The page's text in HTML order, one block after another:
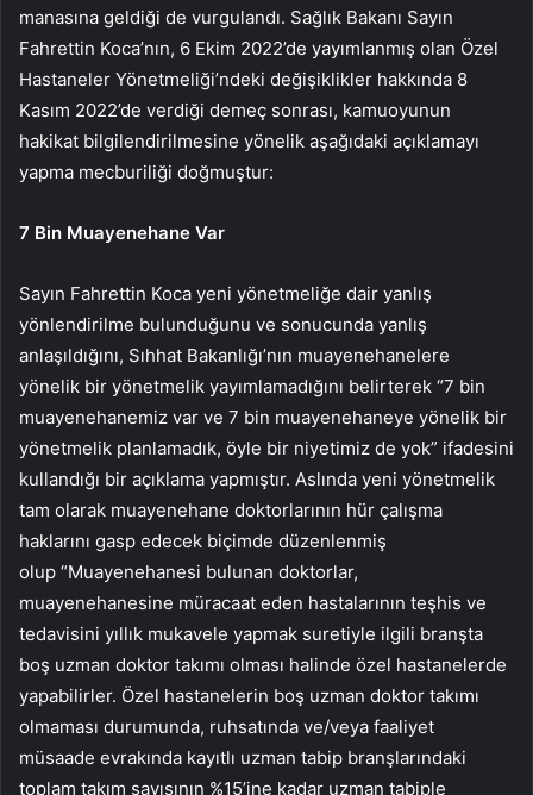
manasına geldiği de vurgulandı. Sağlık Bakanı Sayın
Fahrettin Koca’nın, 6 Ekim 2022’de yayımlanmış olan Özel
Hastaneler Yönetmeliği’ndeki değişiklikler hakkında 8
Kasım 2022’de verdiği demeç sonrası, kamuoyunun
hakikat bilgilendirilmesine yönelik aşağıdaki açıklamayı
yapma mecburiliği doğmuştur:
7 Bin Muayenehane Var
Sayın Fahrettin Koca yeni yönetmeliğe dair yanlış
yönlendirilme bulunduğunu ve sonucunda yanlış
anlaşıldığını, Sıhhat Bakanlığı’nın muayenehanelere
yönelik bir yönetmelik yayımlamadığını belirterek “7 bin
muayenehanemiz var ve 7 bin muayenehaneye yönelik bir
yönetmelik planlamadık, öyle bir niyetimiz de yok” ifadesini
kullandığı bir açıklama yapmıştır. Aslında yeni yönetmelik
tam olarak muayenehane doktorlarının hür çalışma
haklarını gasp edecek biçimde düzenlenmiş
olup “Muayenehanesi bulunan doktorlar,
muayenehanesine müracaat eden hastalarının teşhis ve
tedavisini yıllık mukavele yapmak suretiyle ilgili branşta
boş uzman doktor takımı olması halinde özel hastanelerde
yapabilirler. Özel hastanelerin boş uzman doktor takımı
olmaması durumunda, ruhsatında ve/veya faaliyet
müsaade evrakında kayıtlı uzman tabip branşlarındaki
toplam takım sayısının %15’ine kadar uzman tabiple